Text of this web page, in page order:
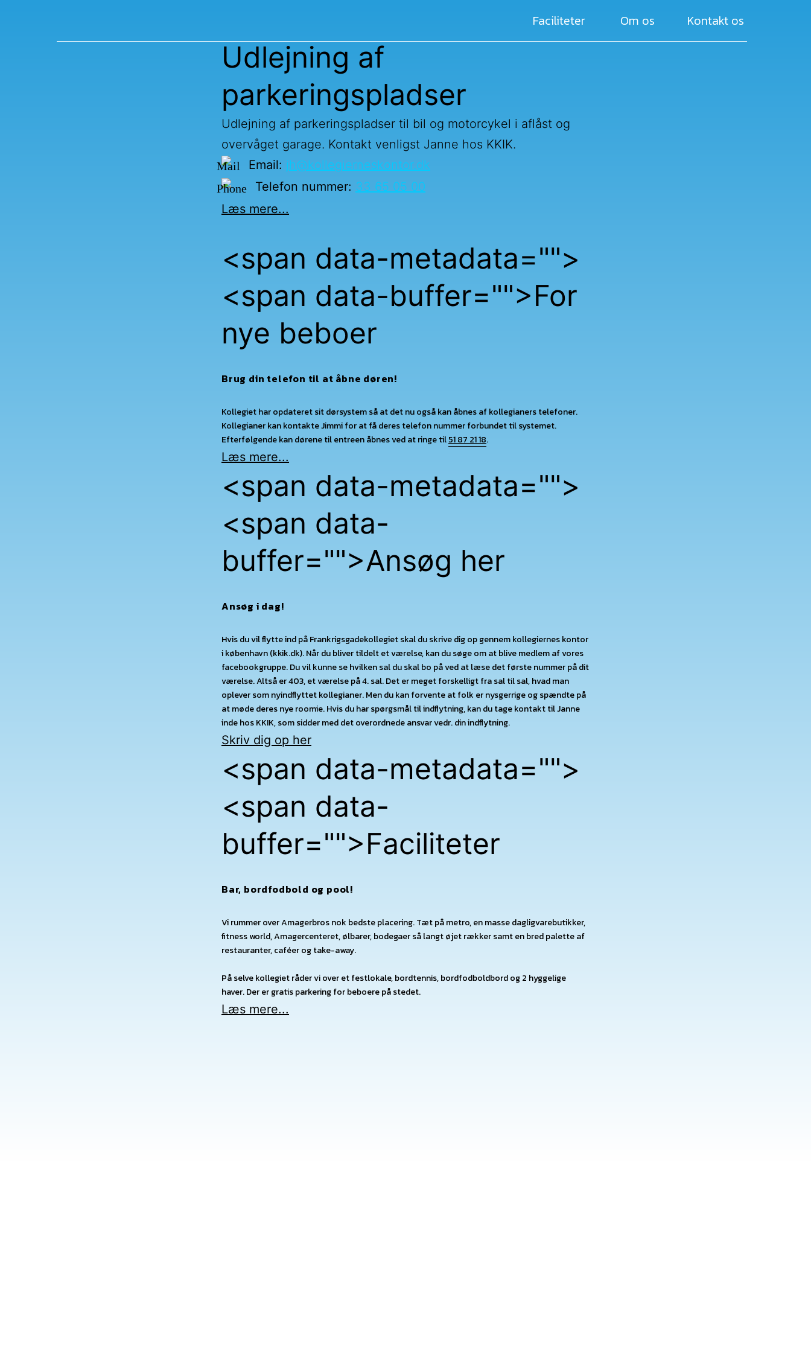
Frankrigsgade
Kollegiet
Faciliteter Om os Kontakt os
Udlejning af
parkeringspladser
Udlejning af parkeringspladser til bil og motorcykel i aflåst og
overvåget garage. Kontakt venligst Janne hos KKIK.
Email: jh@kollegierneskontor.dk
Telefon nummer: 33 65 05 00
Læs mere...
<span data-metadata="">
<span data-buffer="">For
nye beboer
Brug din telefon til at åbne døren!
Kollegiet har opdateret sit dørsystem så at det nu også kan åbnes af kollegianers telefoner.
Kollegianer kan kontakte Jimmi for at få deres telefon nummer forbundet til systemet.
Efterfølgende kan dørene til entreen åbnes ved at ringe til51 87 21 18.
Læs mere...
<span data-metadata="">
<span data-
buffer="">Ansøg her
Ansøg i dag!
Hvis du vil flytte ind på Frankrigsgadekollegiet skal du skrive dig op gennem kollegiernes kontor
i københavn (kkik.dk). Når du bliver tildelt et værelse, kan du søge om at blive medlem af vores
facebookgruppe. Du vil kunne se hvilken sal du skal bo på ved at læse det første nummer på dit
værelse. Altså er 403, et værelse på 4. sal. Det er meget forskelligt fra sal til sal, hvad man
oplever som nyindflyttet kollegianer. Men du kan forvente at folk er nysgerrige og spændte på
at møde deres nye roomie. Hvis du har spørgsmål til indflytning, kan du tage kontakt til Janne
inde hos KKIK, som sidder med det overordnede ansvar vedr. din indflytning.
Skriv dig op her
<span data-metadata="">
<span data-
buffer="">Faciliteter
Bar, bordfodbold og pool!
Vi rummer over Amagerbros nok bedste placering. Tæt på metro, en masse dagligvarebutikker,
fitness world, Amagercenteret, ølbarer, bodegaer så langt øjet rækker samt en bred palette af
restauranter, caféer og take-away.
På selve kollegiet råder vi over et festlokale, bordtennis, bordfodboldbord og 2 hyggelige
haver. Der er gratis parkering for beboere på stedet.
Læs mere...